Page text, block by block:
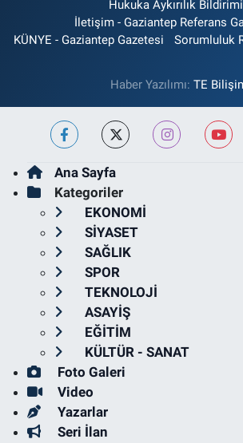
Hukuka Aykırılık Bildirimi
İletişim - Gaziantep Referans
KÜNYE - Gaziantep Gazetesi
Sorumluluk
Haber Yazılımı: TE
Ana Sayfa
Kategoriler
EKONOMİ
SİYASET
SAĞLIK
SPOR
TEKNOLOJİ
ASAYİŞ
EĞİTİM
KÜLTÜR - SANAT
Foto Galeri
Video
Yazarlar
Seri İlan